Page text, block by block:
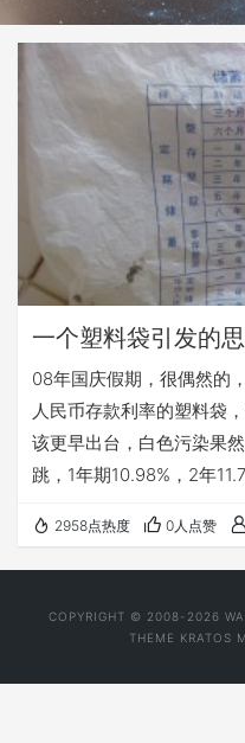
一个塑料袋引发的
表1990-2008
08年国庆假期，很偶然的
人民币存款利率的塑料袋
该更早出台，白色污染果
跳，1年期10.98%，2年
思炒什么股票基金啊（当
片，和大家分享一下。回
经济朋友的最好能补充一
2958点热度 0人点赞
COPYRIGHT © 2008-2026
THEME KRATOS